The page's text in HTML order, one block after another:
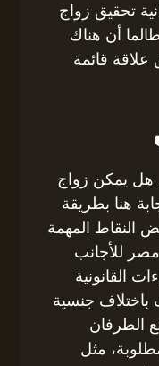
تحقيق زواج
أن هناك
قائمة
هل يمكن زواج
هنا بطريقة
النقاط المهمة
مصر للأجانب
القانونية
باختلاف جنسية
الطرفان
مثل